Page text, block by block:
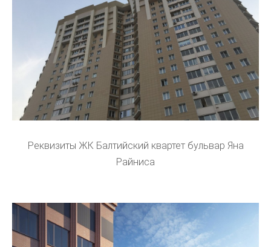
Реквизиты ЖК Балтийский квартет бульвар Яна
Райниса